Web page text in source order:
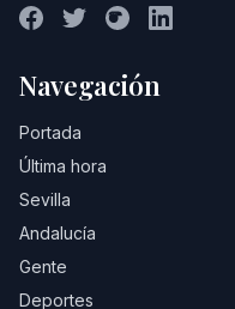
Navegación
Portada
Última hora
Sevilla
Andalucía
Gente
Deportes